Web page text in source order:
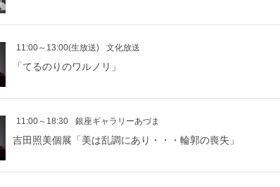
11:00～13:00(生放送) 文化放送
「てるのりのワルノリ」
11:00～18:30 銀座ギャラリーあづま
吉田照美個展「美は乱調にあり・・・輪郭の喪失」